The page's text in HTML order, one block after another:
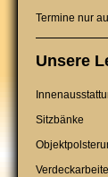
Termine nur
Unsere
Sitzbänke